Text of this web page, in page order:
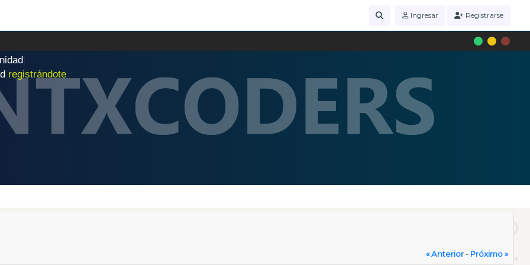
Ingresar Registrarse
nidad
registrándote
« Anterior- Próximo »